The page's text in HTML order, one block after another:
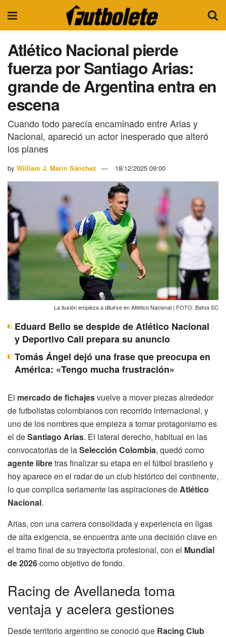
Atlético Nacional pierde
fuerza por Santiago Arias:
grande de Argentina entra en
escena
Cuando todo parecía encaminado entre Arias y
Nacional, apareció un actor inesperado que alteró
los planes
by William J. Marín Sánchez 18/12/2025 09:00
La ilusión empieza a diluirse en Atlético Nacional | FOTO: Bahía SC
Eduard Bello se despide de Atlético Nacional
y Deportivo Cali prepara su anuncio
Tomás Ángel dejó una frase que preocupa en
América: «Tengo mucha frustración»
El mercado de fichajesvuelve a mover piezas alrededor
de futbolistas colombianos con recorrido internacional, y
uno de los nombres que empieza a tomar protagonismo es
el deSantiago Arias. El lateral derecho, habitual en las
convocatorias de laSelección Colombia, quedó como
agente libretras finalizar su etapa en el fútbol brasileño y
hoy aparece en el radar de un club histórico del continente,
lo que complica seriamente las aspiraciones deAtlético
Nacional.
Arias, con una carrera consolidada y experiencia en ligas
de alta exigencia, se encuentra ante una decisión clave en
el tramo final de su trayectoria profesional, con el Mundial
de 2026como objetivo de fondo.
Racing de Avellaneda toma
ventaja y acelera gestiones
Desde territorio argentino se conoció que Racing Club